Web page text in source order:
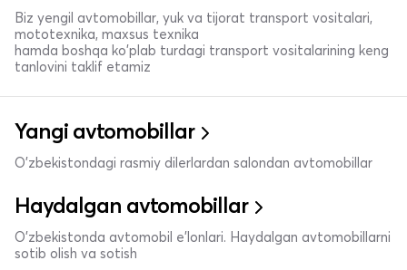
Biz yengil avtomobillar, yuk va tijorat transport vositalari,
mototexnika, maxsus texnika
hamda boshqa ko'plab turdagi transport vositalarining keng
tanlovini taklif etamiz
Yangi avtomobillar
O'zbekistondagi rasmiy dilerlardan salondan avtomobillar
Haydalgan avtomobillar
O'zbekistonda avtomobil e’lonlari. Haydalgan avtomobillarni
sotib olish va sotish